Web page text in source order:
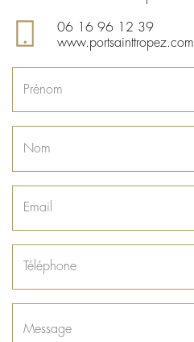
06 16 96 12 39
www.portsainttropez.com